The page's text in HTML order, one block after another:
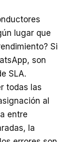
lugar que
Si
son
SLA.
todas las
al
entre
la